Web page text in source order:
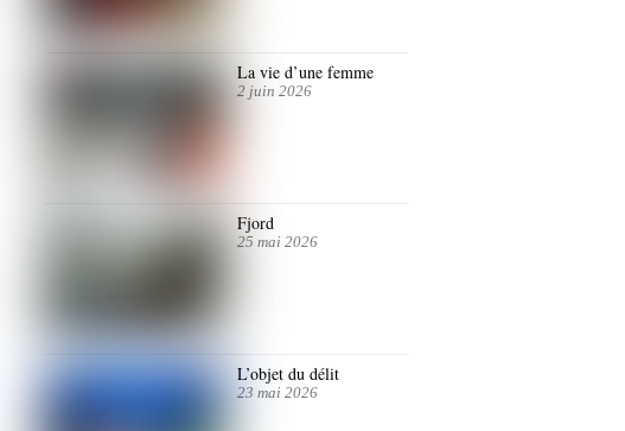
La vie d’une femme
2 juin 2026
Fjord
25 mai 2026
L’objet du délit
23 mai 2026